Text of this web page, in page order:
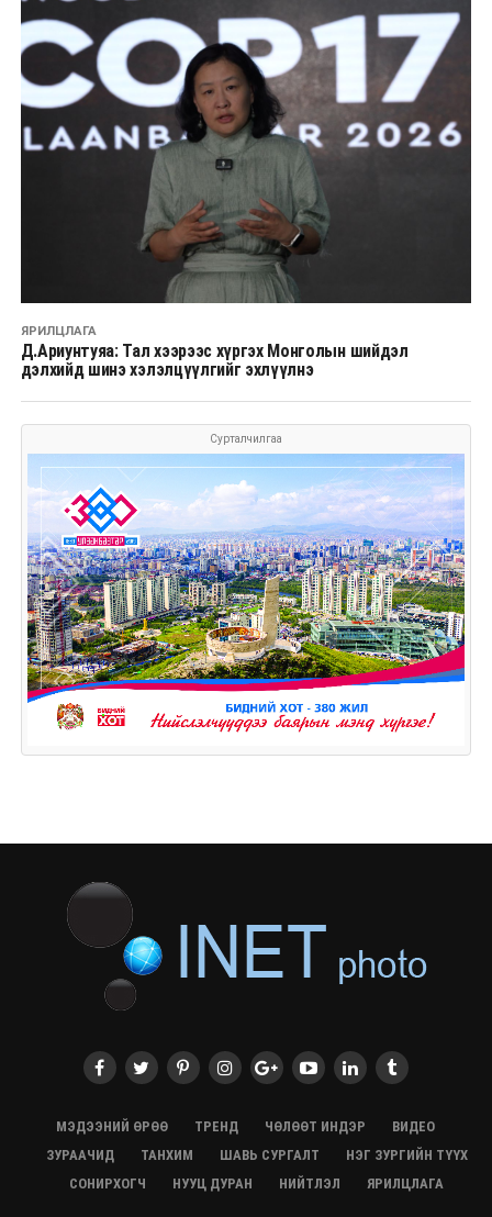
ЯРИЛЦЛАГА
Д.Ариунтуяа: Тал хээрээс хүргэх Монголын шийдэл
дэлхийд шинэ хэлэлцүүлгийг эхлүүлнэ
Сурталчилгаа
МЭДЭЭНИЙ ӨРӨӨ ТРЕНД ЧӨЛӨӨТ ИНДЭР
ВИДЕО
ЗУРААЧИД
ТАНХИМ ШАВЬ СУРГАЛТ
НЭГ ЗУРГИЙН ТҮҮХ
СОНИРХОГЧ
НУУЦ ДУРАН НИЙТЛЭЛ ЯРИЛЦЛАГА